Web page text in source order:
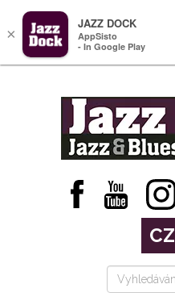
CZ
×
JAZZ DOCK
AppSisto
- In Google Play